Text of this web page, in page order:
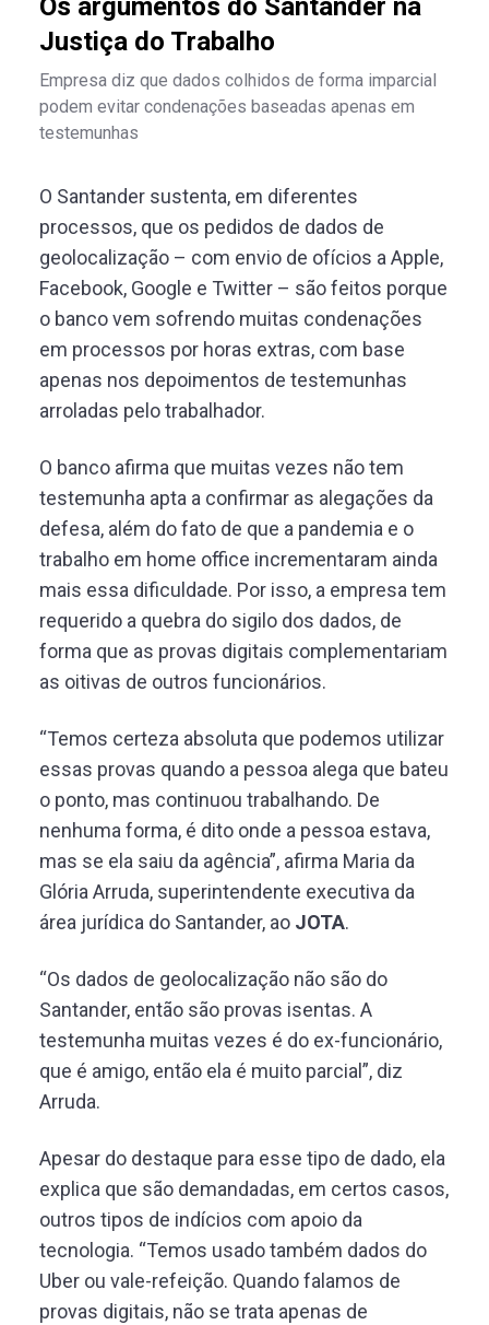
Os argumentos do Santander na
Justiça do Trabalho
Empresa diz que dados colhidos de forma imparcial
podem evitar condenações baseadas apenas em
testemunhas
O Santander sustenta, em diferentes
processos, que os pedidos de dados de
geolocalização – com envio de ofícios a Apple,
Facebook, Google e Twitter – são feitos porque
o banco vem sofrendo muitas condenações
em processos por horas extras, com base
apenas nos depoimentos de testemunhas
arroladas pelo trabalhador.
O banco afirma que muitas vezes não tem
testemunha apta a confirmar as alegações da
defesa, além do fato de que a pandemia e o
trabalho em home office incrementaram ainda
mais essa dificuldade. Por isso, a empresa tem
requerido a quebra do sigilo dos dados, de
forma que as provas digitais complementariam
as oitivas de outros funcionários.
“Temos certeza absoluta que podemos utilizar
essas provas quando a pessoa alega que bateu
o ponto, mas continuou trabalhando. De
nenhuma forma, é dito onde a pessoa estava,
mas se ela saiu da agência”, afirma Maria da
Glória Arruda, superintendente executiva da
área jurídica do Santander, ao JOTA.
“Os dados de geolocalização não são do
Santander, então são provas isentas. A
testemunha muitas vezes é do ex-funcionário,
que é amigo, então ela é muito parcial”, diz
Arruda.
Apesar do destaque para esse tipo de dado, ela
explica que são demandadas, em certos casos,
outros tipos de indícios com apoio da
tecnologia. “Temos usado também dados do
Uber ou vale-refeição. Quando falamos de
provas digitais, não se trata apenas de